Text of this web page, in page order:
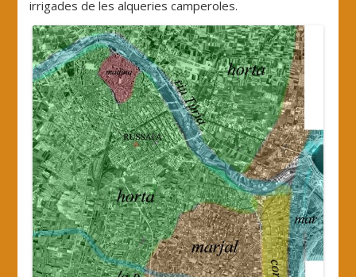
irrigades de les alqueries camperoles.